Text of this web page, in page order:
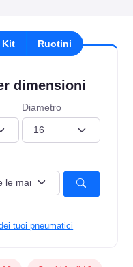
Kit Ruotini
dimensioni
Diametro
tuoi pneumatici